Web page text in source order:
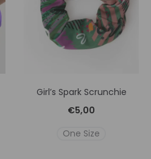
Girl’s Spark Scrunchie
€5,00
One Size